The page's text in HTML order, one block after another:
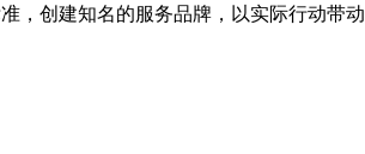
，创建知名的服务品牌，以实际行动带